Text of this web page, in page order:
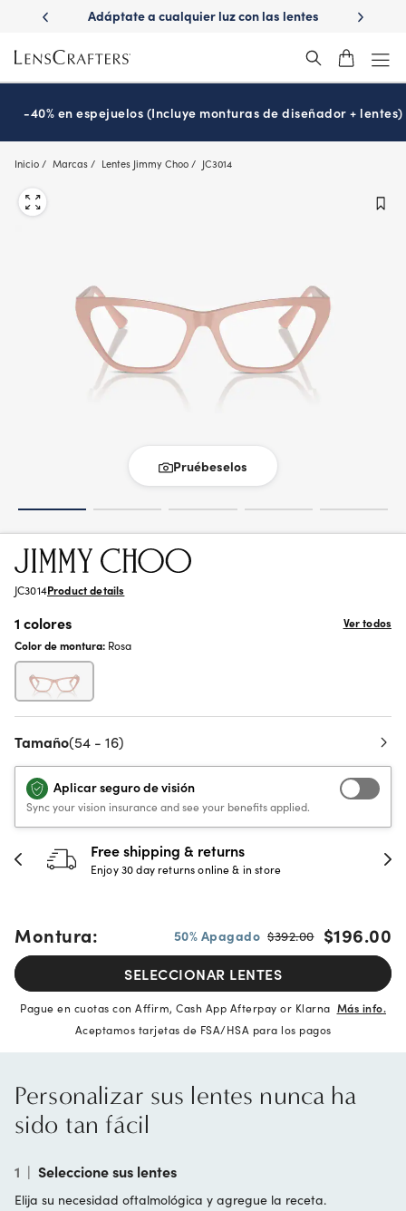
main
content
con las lentes
¿Es hora de tu examen de la vista?
-40% en espejuelos (Incluye monturas de diseñador + lentes)
Inicio Marcas Lentes Jimmy Choo JC3014
Pruébeselos
JC3014Product details
1 colores
Ver todos
Color de montura: Rosa
Tamaño(54 - 16)
Aplicar seguro de visión
Sync your vision insurance and see your benefits applied.
30-day happiness guarantee
Full refund or replacement within 30 days
Montura: 50% Apagado $392.00 $196.00
SELECCIONAR LENTES
Pague en cuotas con Affirm, Cash App Afterpay or Klarna Más info.
Aceptamos tarjetas de FSA/HSA para los pagos
Personalizar sus lentes nunca ha
sido tan fácil
1 | Seleccione sus lentes
Elija su necesidad oftalmológica y agregue la receta.